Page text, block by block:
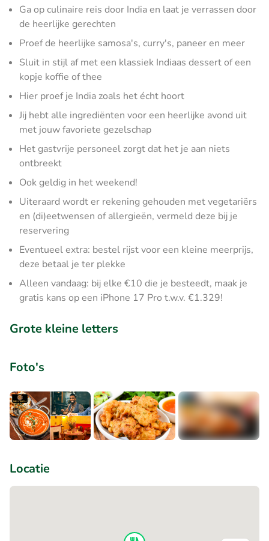
Ga op culinaire reis door India en laat je verrassen door
de heerlijke gerechten
Proef de heerlijke samosa's, curry's, paneer en meer
Sluit in stijl af met een klassiek Indiaas dessert of een
kopje koffie of thee
Hier proef je India zoals het écht hoort
Jij hebt alle ingrediënten voor een heerlijke avond uit
met jouw favoriete gezelschap
Het gastvrije personeel zorgt dat het je aan niets
ontbreekt
Ook geldig in het weekend!
Uiteraard wordt er rekening gehouden met vegetariërs
en (di)eetwensen of allergieën, vermeld deze bij je
reservering
Eventueel extra: bestel rijst voor een kleine meerprijs,
deze betaal je ter plekke
Alleen vandaag: bij elke €10 die je besteedt, maak je
gratis kans op een iPhone 17 Pro t.w.v. €1.329!
Grote kleine letters
Foto's
Locatie